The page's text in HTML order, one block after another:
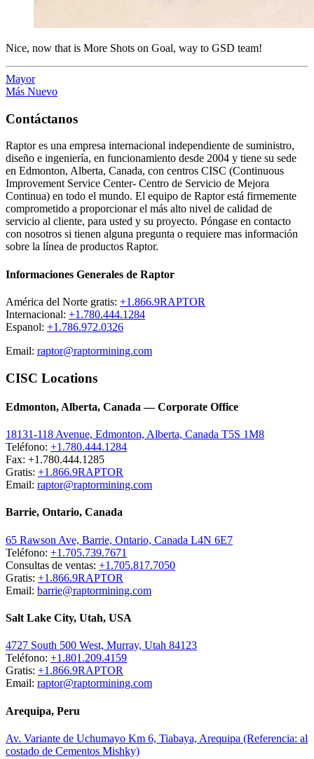
Nice, now that is More Shots on Goal, way to GSD team!
Mayor
Más Nuevo
Contáctanos
Raptor es una empresa internacional independiente de suministro,
diseño e ingeniería, en funcionamiento desde 2004 y tiene su sede
en Edmonton, Alberta, Canada, con centros CISC (Continuous
Improvement Service Center- Centro de Servicio de Mejora
Continua) en todo el mundo. El equipo de Raptor está firmemente
comprometido a proporcionar el más alto nivel de calidad de
servicio al cliente, para usted y su proyecto. Póngase en contacto
con nosotros si tienen alguna pregunta o requiere mas información
sobre la línea de productos Raptor.
Informaciones Generales de Raptor
América del Norte gratis: +1.866.9RAPTOR
Internacional: +1.780.444.1284
Espanol: +1.786.972.0326
Email: raptor@raptormining.com
CISC Locations
Edmonton, Alberta, Canada — Corporate Office
18131-118 Avenue, Edmonton, Alberta, Canada T5S 1M8
Teléfono: +1.780.444.1284
Fax: +1.780.444.1285
Gratis: +1.866.9RAPTOR
Email: raptor@raptormining.com
Barrie, Ontario, Canada
65 Rawson Ave, Barrie, Ontario, Canada L4N 6E7
Teléfono: +1.705.739.7671
Consultas de ventas: +1.705.817.7050
Gratis: +1.866.9RAPTOR
Email: barrie@raptormining.com
Salt Lake City, Utah, USA
4727 South 500 West, Murray, Utah 84123
Teléfono: +1.801.209.4159
Gratis: +1.866.9RAPTOR
Email: raptor@raptormining.com
Arequipa, Peru
Av. Variante de Uchumayo Km 6, Tiabaya, Arequipa (Referencia: al
costado de Cementos Mishky)